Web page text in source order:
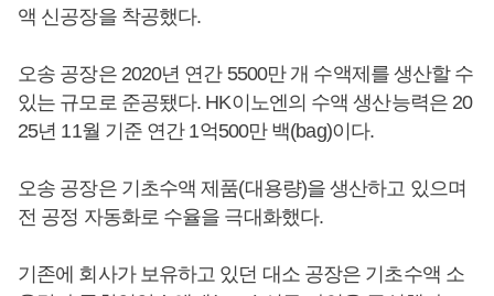
액 신공장을 착공했다.
오송 공장은 2020년 연간 5500만 개 수액제를 생산할 수
있는 규모로 준공됐다. HK이노엔의 수액 생산능력은 20
25년 11월 기준 연간 1억500만 백(bag)이다.
오송 공장은 기초수액 제품(대용량)을 생산하고 있으며
전 공정 자동화로 수율을 극대화했다.
기존에 회사가 보유하고 있던 대소 공장은 기초수액 소